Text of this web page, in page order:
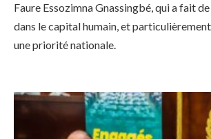
Faure Essozimna Gnassingbé, qui a fait
dans le capital humain, et particulièrement
une priorité nationale.